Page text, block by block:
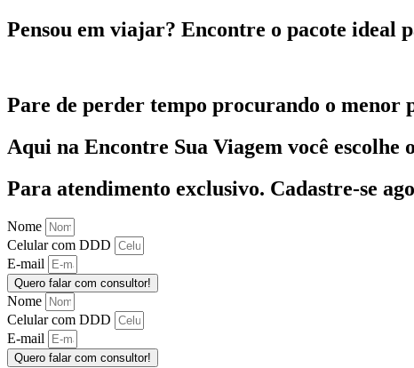
Pensou em viajar? Encontre o pacote ideal
Pare de perder tempo procurando o menor
Aqui na Encontre Sua Viagem você escolhe
Para atendimento exclusivo. Cadastre-se
Nome
Celular com DDD
E-mail
Quero falar com consultor!
Nome
Celular com DDD
E-mail
Quero falar com consultor!